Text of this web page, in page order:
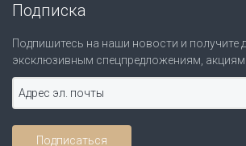
Подписка
Подпишитесь на наши новости и получите
эксклюзивным спецпредложениям, акциям